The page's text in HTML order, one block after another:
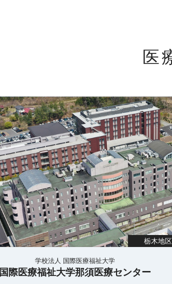
医
栃木地区
学校法人 国際医療福祉大学
国際医療福祉大学那須医療センター